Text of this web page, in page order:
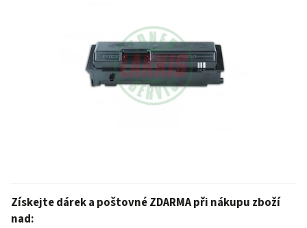
Získejte dárek a poštovné ZDARMA při nákupu zboží
nad: